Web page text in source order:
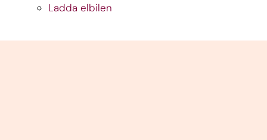
Ladda elbilen